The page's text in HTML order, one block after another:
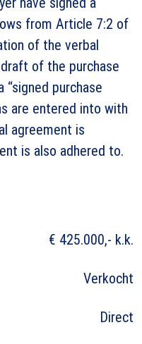
from Article 7:2 of
of the verbal
of the purchase
purchase
are entered into with
agreement is
is also adhered to.
€ 425.000,- k.k.
Verkocht
Direct